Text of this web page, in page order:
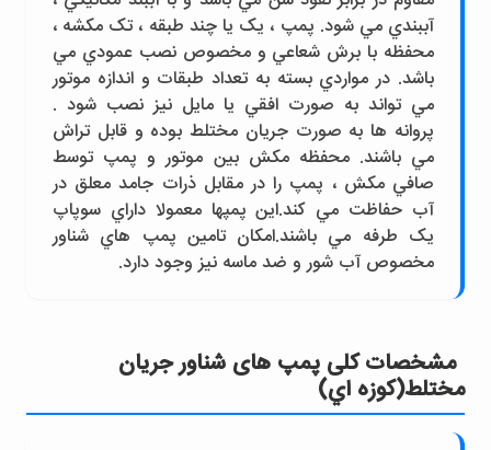
آببندي مي شود. پمپ ، يک يا چند طبقه ، تک مکشه ،
محفظه با برش شعاعي و مخصوص نصب عمودي مي
باشد. در مواردي بسته به تعداد طبقات و اندازه موتور
مي تواند به صورت افقي يا مايل نيز نصب شود .
پروانه ها به صورت جريان مختلط بوده و قابل تراش
مي باشند. محفظه مکش بين موتور و پمپ توسط
صافي مکش ، پمپ را در مقابل ذرات جامد معلق در
آب حفاظت مي کند.اين پمپها معمولا داراي سوپاپ
يک طرفه مي باشند.امکان تامين پمپ هاي شناور
مخصوص آب شور و ضد ماسه نيز وجود دارد.
مشخصات کلی پمپ های شناور جريان
مختلط(کوزه اي)